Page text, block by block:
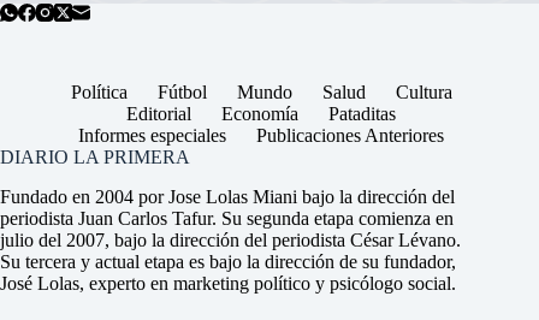
Política Fútbol Mundo Salud
Cultura
Editorial
Economía
Pataditas
Informes especiales
Publicaciones Anteriores
DIARIO LA PRIMERA
Fundado en 2004 por Jose Lolas Miani bajo la dirección del
periodista Juan Carlos Tafur. Su segunda etapa comienza en
julio del 2007, bajo la dirección del periodista César Lévano.
Su tercera y actual etapa es bajo la dirección de su fundador,
José Lolas, experto en marketing político y psicólogo social.